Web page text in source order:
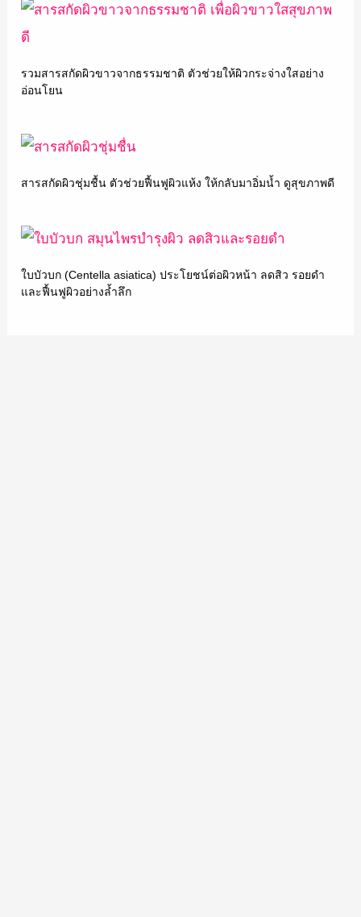
รวมสารสกัดผิวขาวจากธรรมชาติ ตัวช่วยให้ผิวกระจ่างใสอย่าง
อ่อนโยน
สารสกัดผิวชุ่มชื้น ตัวช่วยฟื้นฟูผิวแห้ง ให้กลับมาอิ่มน้ำ ดูสุขภาพดี
ใบบัวบก (Centella asiatica) ประโยชน์ต่อผิวหน้า ลดสิว รอยดำ
และฟื้นฟูผิวอย่างล้ำลึก